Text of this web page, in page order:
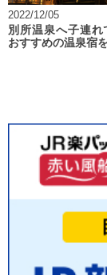
2022/12/05
別所温泉へ子連れ
おすすめの温泉宿